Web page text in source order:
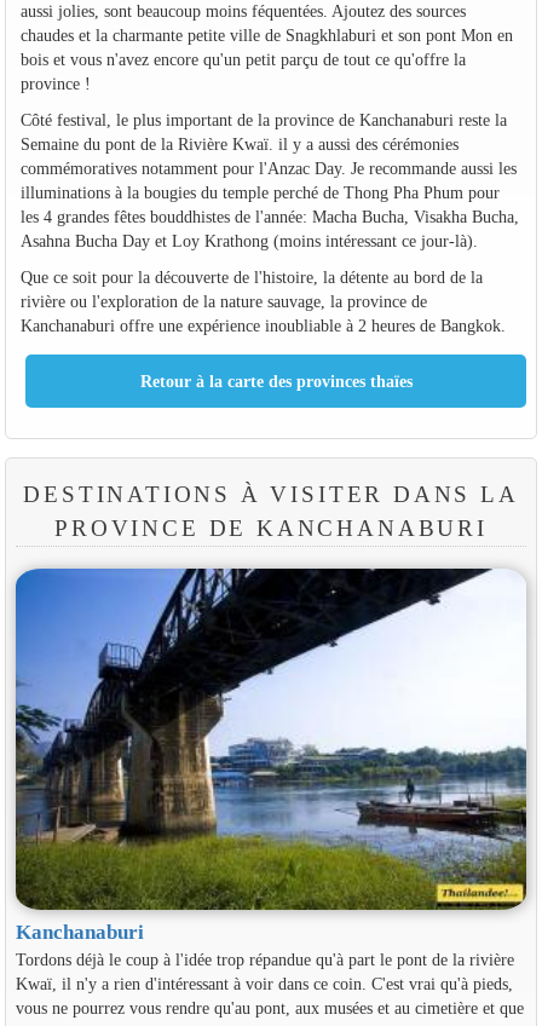
aussi jolies, sont beaucoup moins féquentées. Ajoutez des sources
chaudes et la charmante petite ville de Snagkhlaburi et son pont Mon en
bois et vous n'avez encore qu'un petit parçu de tout ce qu'offre la
province !
Côté festival, le plus important de la province de Kanchanaburi reste la
Semaine du pont de la Rivière Kwaï. il y a aussi des cérémonies
commémoratives notamment pour l'Anzac Day. Je recommande aussi les
illuminations à la bougies du temple perché de Thong Pha Phum pour
les 4 grandes fêtes bouddhistes de l'année: Macha Bucha, Visakha Bucha,
Asahna Bucha Day et Loy Krathong (moins intéressant ce jour-là).
Que ce soit pour la découverte de l'histoire, la détente au bord de la
rivière ou l'exploration de la nature sauvage, la province de
Kanchanaburi offre une expérience inoubliable à 2 heures de Bangkok.
DESTINATIONS À VISITER DANS LA
PROVINCE DE KANCHANABURI
Kanchanaburi
Tordons déjà le coup à l'idée trop répandue qu'à part le pont de la rivière
Kwaï, il n'y a rien d'intéressant à voir dans ce coin. C'est vrai qu'à pieds,
vous ne pourrez vous rendre qu'au pont, aux musées et au cimetière et que